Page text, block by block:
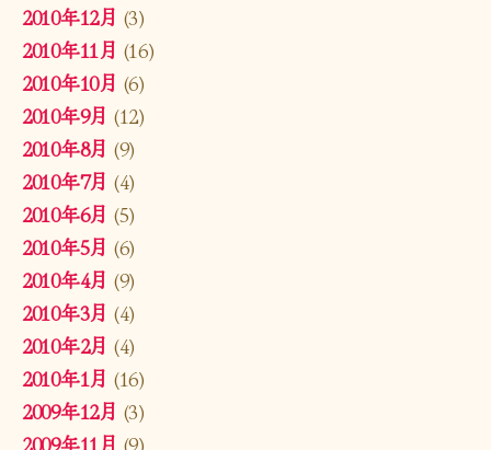
2010年12月 (3)
2010年11月 (16)
2010年10月 (6)
2010年9月 (12)
2010年8月 (9)
2010年7月 (4)
2010年6月 (5)
2010年5月 (6)
2010年4月 (9)
2010年3月 (4)
2010年2月 (4)
2010年1月 (16)
2009年12月 (3)
2009年11月 (9)